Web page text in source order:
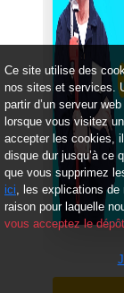
Précédent
Ce site utilise des
nos sites et services.
partir d’un serveur
lorsque vous visitez
accepter les cookies,
disque dur jusqu’à ce
que vous supprimez
ici, les explications
raison pour laquelle
vous acceptez le